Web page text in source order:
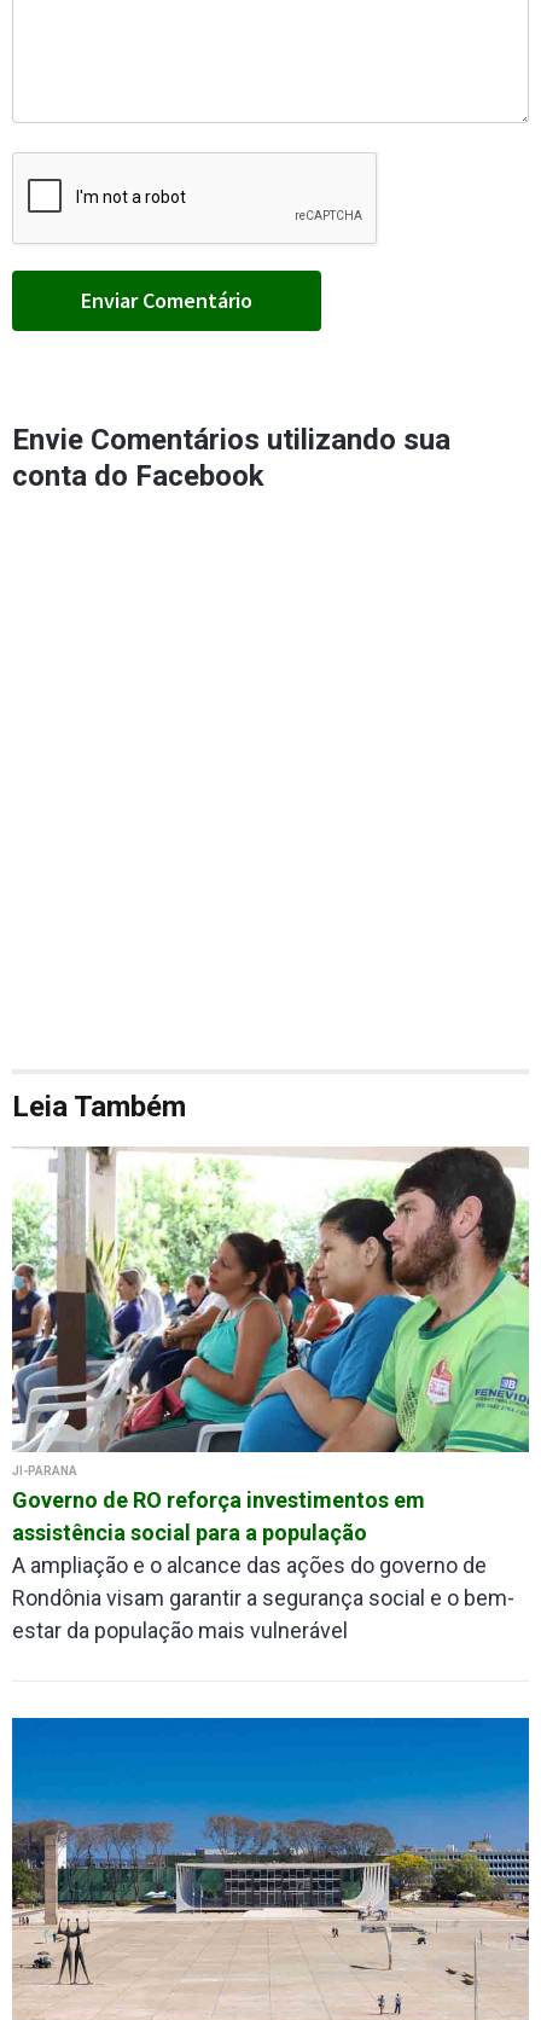
Envie Comentários utilizando sua
conta do Facebook
Leia Também
JI-PARANÁ
Governo de RO reforça investimentos em
assistência social para a população
A ampliação e o alcance das ações do governo de
Rondônia visam garantir a segurança social e o bem-
estar da população mais vulnerável